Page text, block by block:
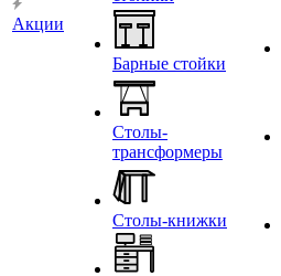
Акции
Барные стойки
Столы-
трансформеры
Столы-книжки